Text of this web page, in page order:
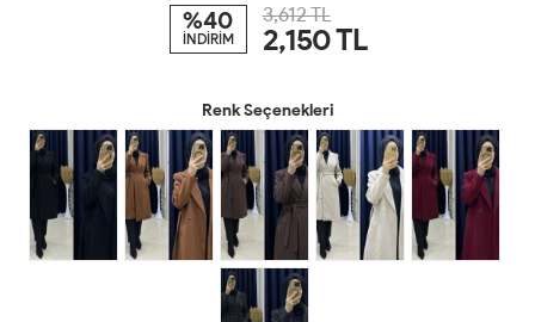
%40
İNDİRİM
3,612 TL
2,150TL
Renk Seçenekleri